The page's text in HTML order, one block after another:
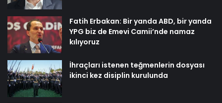
Fatih Erbakan: Bir yanda ABD, bir yanda
YPG biz de Emevi Camii’nde namaz
kılıyoruz
İhraçları istenen teğmenlerin dosyası
ikinci kez disiplin kurulunda